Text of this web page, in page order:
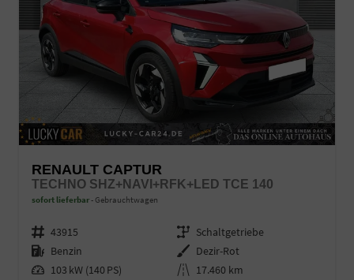
RENAULT CAPTUR
TECHNO SHZ+NAVI+RFK+LED TCE 140
sofort lieferbar Gebrauchtwagen
Fahrzeugnr. 43915 Getriebe Schaltgetriebe
Kraftstoff Benzin Außenfarbe Dezir-Rot
Leistung 103 kW (140 PS) Kilometerstand 17.460 km